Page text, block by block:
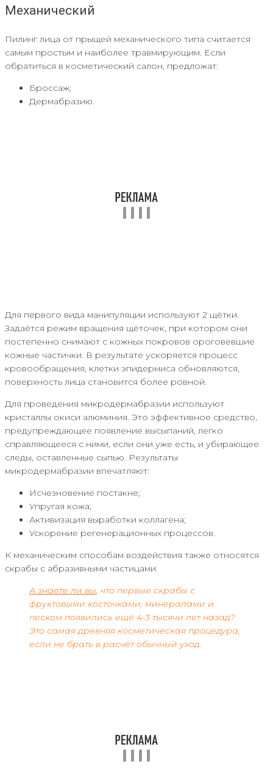
Механический
Пилинг лица от прыщей механического типа считается
самым простым и наиболее травмирующим. Если
обратиться в косметический салон, предложат:
Броссаж;
Дермабразию.
Для первого вида манипуляции используют 2 щётки.
Задаётся режим вращения щёточек, при котором они
постепенно снимают с кожных покровов ороговевшие
кожные частички. В результате ускоряется процесс
кровообращения, клетки эпидермиса обновляются,
поверхность лица становится более ровной.
Для проведения микродермабразии используют
кристаллы окиси алюминия. Это эффективное средство,
предупреждающее появление высыпаний, легко
справляющееся с ними, если они уже есть, и убирающее
следы, оставленные сыпью. Результаты
микродермабразии впечатляют:
Исчезновение постакне;
Упругая кожа;
Активизация выработки коллагена;
Ускорение регенерационных процессов.
К механическим способам воздействия также относятся
скрабы с абразивными частицами.
А знаете ли вы, что первые скрабы с
фруктовыми косточками, минералами и
песком появились ещё 4-3 тысячи лет назад?
Это самая древняя косметическая процедура,
если не брать в расчёт обычный уход.